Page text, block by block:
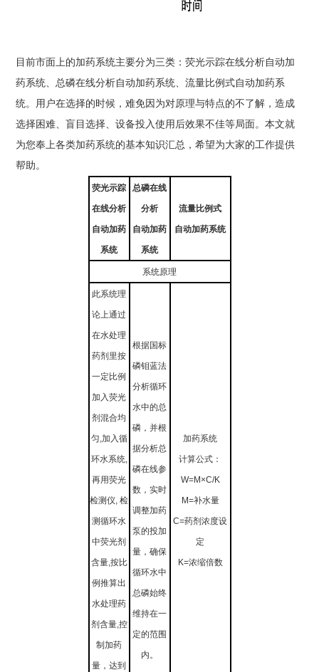
目前市面上的加药系统主要分为三类：荧光示踪在线分析自动加
药系统、总磷在线分析自动加药系统、流量比例式自动加药系
统。用户在选择的时候，难免因为对原理与特点的不了解，造成
选择困难、盲目选择、设备投入使用后效果不佳等局面。本文就
为您奉上各类加药系统的基本知识汇总，希望为大家的工作提供
帮助。
荧光示踪
在线分析
自动加药
系统
总磷在线
分析
自动加药
系统
流量比例式
自动加药系统
系统原理
此系统理
论上通过
在水处理
药剂里按
一定比例
加入荧光
剂混合均
匀,加入循
环水系统,
再用荧光
检测仪, 检
测循环水
中荧光剂
含量,按比
例推算出
水处理药
剂含量,控
制加药
量，达到
根据国标
磷钼蓝法
分析循环
水中的总
磷，并根
据分析总
磷在线参
数，实时
调整加药
泵的投加
量，确保
循环水中
总磷始终
维持在一
定的范围
内。
加药系统
计算公式：
W=M×C/K
M=补水量
C=药剂浓度设
定
K=浓缩倍数